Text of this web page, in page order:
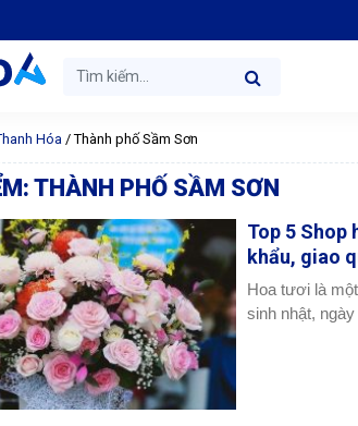
Hóa/Thành phố Sầm Sơn
THÀNH PHỐ SẦM SƠN
Top 5 Shop
khẩu, giao
Hoa tươi là
sinh nhật,